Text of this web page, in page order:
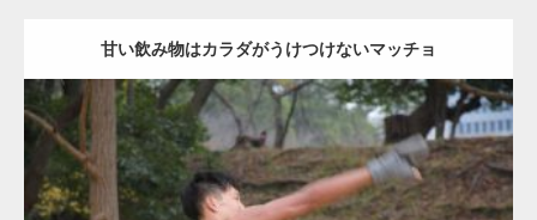
甘い飲み物はカラダがうけつけないマッチョ
Update:2021.07.8